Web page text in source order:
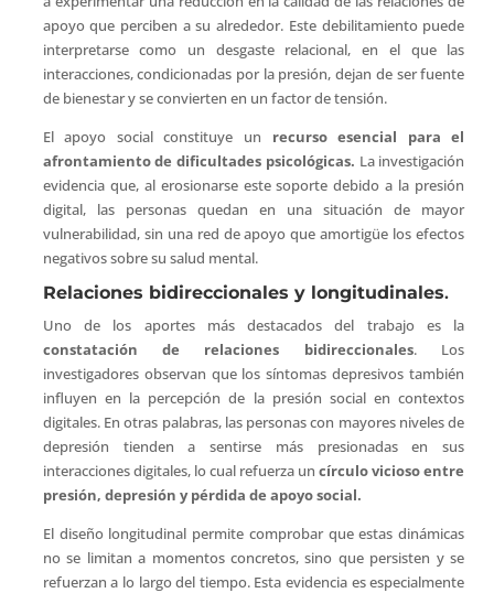
apoyo que perciben a su alrededor. Este debilitamiento puede
interpretarse como un desgaste relacional, en el que las
interacciones, condicionadas por la presión, dejan de ser fuente
de bienestar y se convierten en un factor de tensión.
El apoyo social constituye un recurso esencial para el
afrontamiento de dificultades psicológicas. La investigación
evidencia que, al erosionarse este soporte debido a la presión
digital, las personas quedan en una situación de mayor
vulnerabilidad, sin una red de apoyo que amortigüe los efectos
negativos sobre su salud mental.
Relaciones bidireccionales y longitudinales.
Uno de los aportes más destacados del trabajo es la
constatación de relaciones bidireccionales. Los
investigadores observan que los síntomas depresivos también
influyen en la percepción de la presión social en contextos
digitales. En otras palabras, las personas con mayores niveles de
depresión tienden a sentirse más presionadas en sus
interacciones digitales, lo cual refuerza uncírculo vicioso entre
presión, depresión y pérdida de apoyo social.
El diseño longitudinal permite comprobar que estas dinámicas
no se limitan a momentos concretos, sino que persisten y se
refuerzan a lo largo del tiempo. Esta evidencia es especialmente